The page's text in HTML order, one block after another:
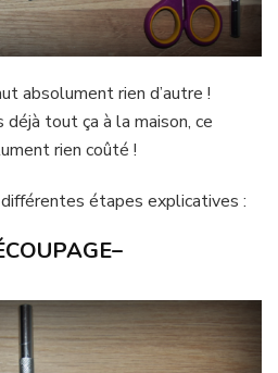
absolument rien d’autre !
déjà tout ça à la maison, ce
rien coûté !
étapes explicatives :